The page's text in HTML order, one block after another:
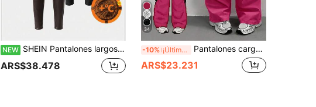
NEW SHEIN Pantalones largos de niña de moda casual con cintura media elástica, color liso, decoración en el bajo y forro polar, versátiles para otoño/invierno y vuelta al cole
ARS$38.478
34
-10% ¡Últimos 3 días Pantalones cargo casuales con cintura elástica y múltiples bolsillos para niñas preadolescentes
ARS$23.231